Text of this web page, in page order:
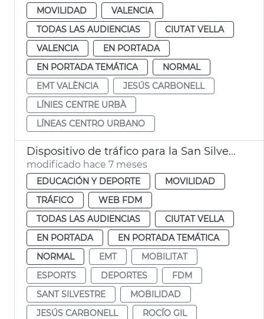
MOVILIDAD
VALENCIA
TODAS LAS AUDIENCIAS
CIUTAT VELLA
VALENCIA
EN PORTADA
EN PORTADA TEMÁTICA
NORMAL
EMT VALÈNCIA
JESÚS CARBONELL
LÍNIES CENTRE URBÀ
LÍNEAS CENTRO URBANO
Dispositivo de tráfico para la San Silvestre
modificado hace 7 meses
EDUCACIÓN Y DEPORTE
MOVILIDAD
TRÁFICO
WEB FDM
TODAS LAS AUDIENCIAS
CIUTAT VELLA
EN PORTADA
EN PORTADA TEMÁTICA
NORMAL
EMT
MOBILITAT
ESPORTS
DEPORTES
FDM
SANT SILVESTRE
MOBILIDAD
JESÚS CARBONELL
ROCÍO GIL